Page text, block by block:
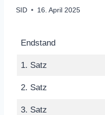
SID 16. April 2025
Endstand
1. Satz
2. Satz
3. Satz